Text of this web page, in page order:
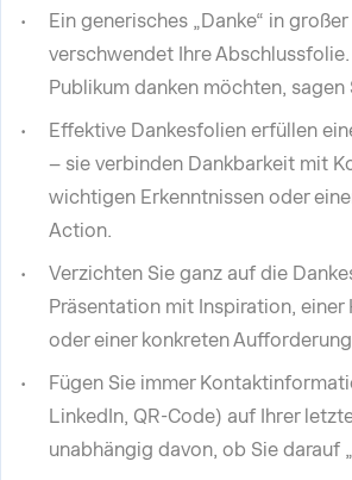
Ein generisches „Danke“ in
verschwendet Ihre
Publikum danken möchten, sagen
Effektive Dankesfolien erfüllen
– sie verbinden Dankbarkeit mit
wichtigen Erkenntnissen oder
Action.
Verzichten Sie ganz auf die
Präsentation mit Inspiration, einer
oder einer konkreten
Fügen Sie immer
LinkedIn, QR-Code) auf Ihrer
unabhängig davon, ob Sie darauf